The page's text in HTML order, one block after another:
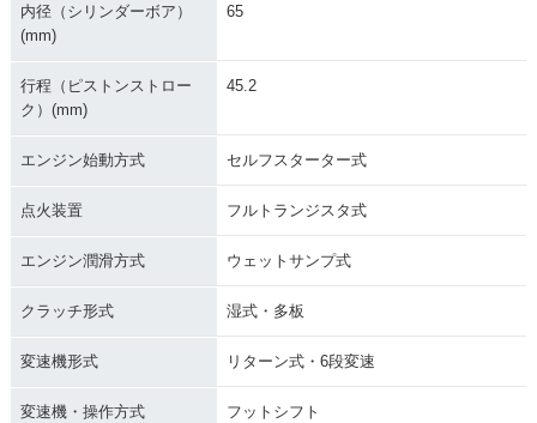
内径（シリンダーボア）
(mm)
65
行程（ピストンストロー
ク）(mm)
45.2
エンジン始動方式 セルフスターター式
点火装置 フルトランジスタ式
エンジン潤滑方式 ウェットサンプ式
クラッチ形式 湿式・多板
変速機形式 リターン式・6段変速
変速機・操作方式 フットシフト